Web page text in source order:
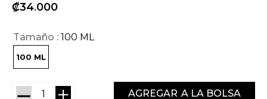
₡34 000
Tamaño 100 ML
100 ML
＋ AGREGAR